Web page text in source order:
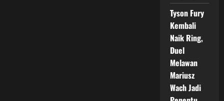
Tyson Fury
Kembali
Naik Ring,
Duel
Melawan
Mariusz
Wach Jadi